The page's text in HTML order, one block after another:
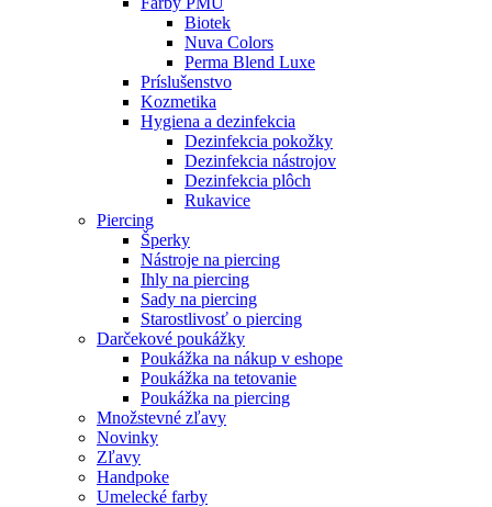
Biotek
Nuva Colors
Perma Blend Luxe
Príslušenstvo
Kozmetika
Hygiena a dezinfekcia
Dezinfekcia pokožky
Dezinfekcia nástrojov
Dezinfekcia plôch
Rukavice
Piercing
Šperky
Nástroje na piercing
Ihly na piercing
Sady na piercing
Starostlivosť o piercing
Darčekové poukážky
Poukážka na nákup v eshope
Poukážka na tetovanie
Poukážka na piercing
Množstevné zľavy
Novinky
Zľavy
Handpoke
Umelecké farby